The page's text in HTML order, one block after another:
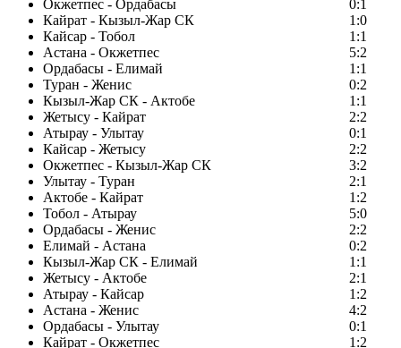
Окжетпес - Ордабасы
0:1
Кайрат - Кызыл-Жар СК
1:0
Кайсар - Тобол
1:1
Астана - Окжетпес
5:2
Ордабасы - Елимай
1:1
Туран - Женис
0:2
Кызыл-Жар СК - Актобе
1:1
Жетысу - Кайрат
2:2
Атырау - Улытау
0:1
Кайсар - Жетысу
2:2
Окжетпес - Кызыл-Жар СК
3:2
Улытау - Туран
2:1
Актобе - Кайрат
1:2
Тобол - Атырау
5:0
Ордабасы - Женис
2:2
Елимай - Астана
0:2
Кызыл-Жар СК - Елимай
1:1
Жетысу - Актобе
2:1
Атырау - Кайсар
1:2
Астана - Женис
4:2
Ордабасы - Улытау
0:1
Кайрат - Окжетпес
1:2